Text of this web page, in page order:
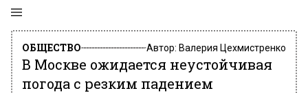
ОБЩЕСТВО Автор: Валерия Цехмистренко
В Москве ожидается неустойчивая
погода с резким падением